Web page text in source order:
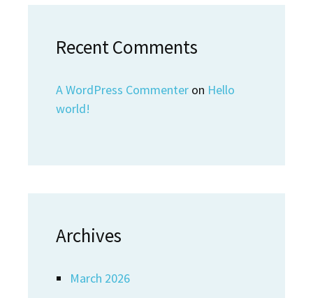
Recent Comments
A WordPress Commenter on Hello
world!
Archives
March 2026